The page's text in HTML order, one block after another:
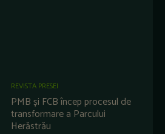
REVISTA PRESEI
PMB și FCB încep procesul de
transformare a Parcului
Herăstrău